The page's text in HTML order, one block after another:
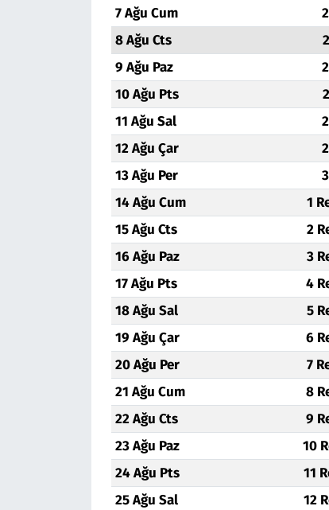
7 Ağu Cum
8 Ağu Cts
9 Ağu Paz
10 Ağu Pts
11 Ağu Sal
12 Ağu Çar
13 Ağu Per
14 Ağu Cum
1
15 Ağu Cts
2
16 Ağu Paz
3
17 Ağu Pts
4
18 Ağu Sal
5
19 Ağu Çar
6
20 Ağu Per
7
21 Ağu Cum
8
22 Ağu Cts
9
23 Ağu Paz
10
24 Ağu Pts
11
25 Ağu Sal
12